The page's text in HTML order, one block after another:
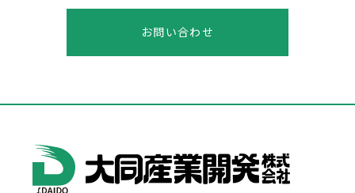
お問い合わせ